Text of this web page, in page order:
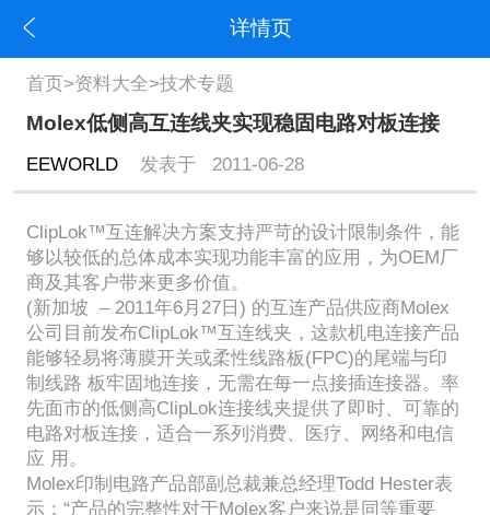
详情页
首页>资料大全>技术专题
Molex低侧高互连线夹实现稳固电路对板连接
EEWORLD发表于 2011-06-28
ClipLok™互连解决方案支持严苛的设计限制条件，能
够以较低的总体成本实现功能丰富的应用，为OEM厂
商及其客户带来更多价值。
(新加坡 – 2011年6月27日) 的互连产品供应商Molex
公司目前发布ClipLok™互连线夹，这款机电连接产品
能够轻易将薄膜开关或柔性线路板(FPC)的尾端与印
制线路 板牢固地连接，无需在每一点接插连接器。率
先面市的低侧高ClipLok连接线夹提供了即时、可靠的
电路对板连接，适合一系列消费、医疗、网络和电信
应 用。
Molex印制电路产品部副总裁兼总经理Todd Hester表
示：“产品的完整性对于Molex客户来说是同等重要